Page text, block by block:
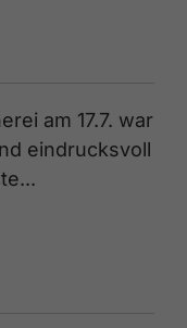
am 17.7. war
eindrucksvoll